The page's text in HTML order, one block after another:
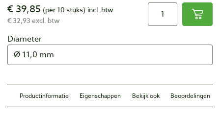
€ 39,85 (per 10 stuks) incl. btw
€ 32,93 excl. btw
Diameter
Productinformatie Eigenschappen Bekijk ook Beoordelingen